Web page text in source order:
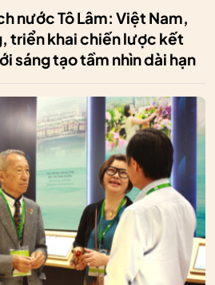
nước Tô Lâm: Việt Nam,
triển khai chiến lược kết
sáng tạo tầm nhìn dài hạn